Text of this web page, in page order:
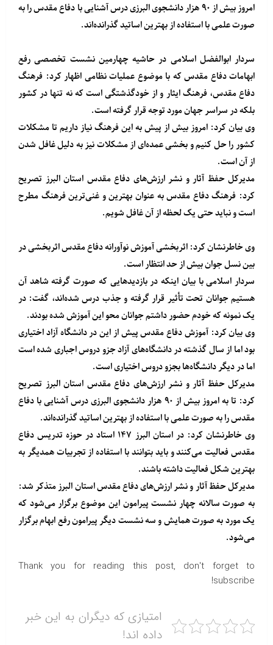
امروز بیش از ۹۰ هزار دانشجوی البرزی درس آشنایی با دفاع مقدس را به
صورت علمی با استفاده از بهترین اساتید گذرانده‌اند.
سردار ابوالفضل اسلامی در حاشیه چهارمین نشست تخصصی رفع
ابهامات دفاع مقدس که با موضوع عملیات نظامی اظهار کرد: فرهنگ
دفاع مقدس، فرهنگ ایثار و از خودگذشتگی است که نه تنها در کشور
بلکه در سراسر جهان مورد توجه قرار گرفته است.
وی بیان کرد: امروز بیش از پیش به این فرهنگ نیاز داریم تا مشکلات
کشور را حل کنیم و بخشی عمده‌ای از مشکلات نیز به دلیل غافل شدن
از آن است.
مدیرکل حفظ آثار و نشر ارزش‌های دفاع مقدس استان البرز تصریح
کرد: فرهنگ دفاع مقدس به عنوان بهترین و غنی‌ترین فرهنگ مطرح
است و نباید حتی یک لحظه از آن غافل شویم.
وی خاطرنشان کرد: اثربخشی آموزش نوآورانه دفاع مقدس اثربخشی در
بین نسل جوان بیش از حد انتظار است.
سردار اسلامی با بیان اینکه در بازدیدهایی که صورت گرفته شاهد آن
هستیم جوانان تحت تأثیر قرار گرفته و جذب درس شده‌اند، گفت: در
یک نمونه که خودم حضور داشتم جوانان محو این آموزش شده بودند.
وی بیان کرد: آموزش دفاع مقدس پیش از این در دانشگاه آزاد اختیاری
بود اما از سال گذشته در دانشگاه‌های آزاد جزو دروس اجباری شده است
اما در دیگر دانشگاه‌ها بجزو دروس اختیاری است.
مدیرکل حفظ آثار و نشر ارزش‌های دفاع مقدس استان البرز تصریح
کرد: تا به امروز بیش از ۹۰ هزار دانشجوی البرزی درس آشنایی با دفاع
مقدس را به صورت علمی با استفاده از بهترین اساتید گذرانده‌اند.
وی خاطرنشان کرد: در استان البرز ۱۴۷ استاد در حوزه تدریس دفاع
مقدس فعالیت می‌کنند و باید بتوانند با استفاده از تجربیات همدیگر به
بهترین شکل فعالیت داشته باشند.
مدیرکل حفظ آثار و نشر ارزش‌های دفاع مقدس استان البرز متذکر شد:
به صورت سالانه چهار نشست پیرامون این موضوع برگزار می‌شود که
یک مورد به صورت همایش و سه نشست دیگر پیرامون رفع ابهام برگزار
می‌شود.
Thank you for reading this post, don't forget to
subscribe!
امتیازی که دیگران به این خبر
داده اند!